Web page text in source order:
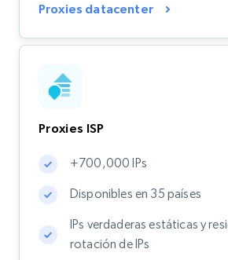
Proxies datacenter
Proxies ISP
+700,000 IPs
Disponibles en 35 países
IPs verdaderas estáticas y
rotación de IPs